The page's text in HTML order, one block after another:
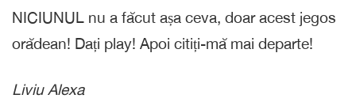
NICIUNUL nu a făcut așa ceva, doar acest jegos
orădean! Dați play! Apoi citiți-mă mai departe!
Liviu Alexa